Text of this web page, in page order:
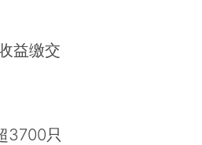
益缴交
3700只